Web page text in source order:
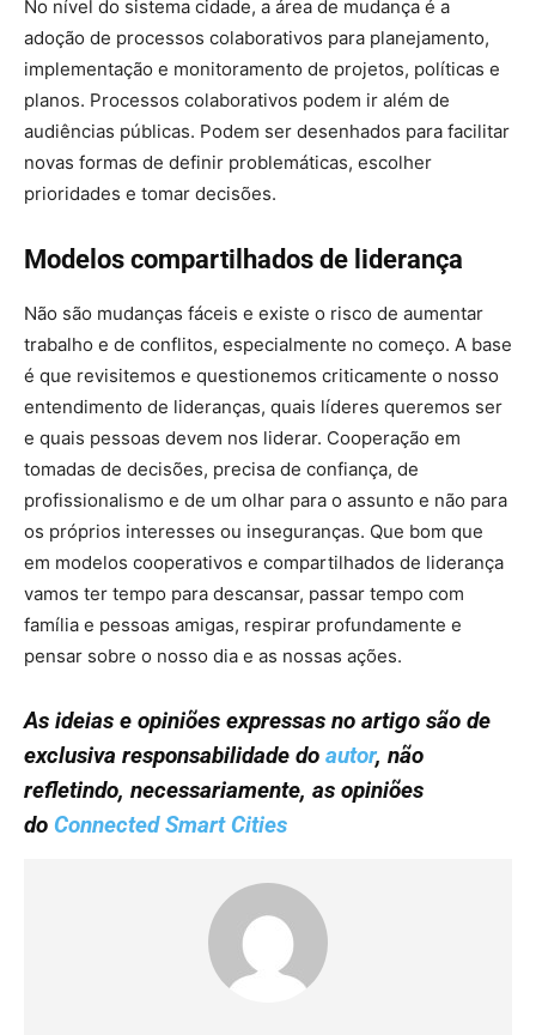
No nível do sistema cidade, a área de mudança é a
adoção de processos colaborativos para planejamento,
implementação e monitoramento de projetos, políticas e
planos. Processos colaborativos podem ir além de
audiências públicas. Podem ser desenhados para facilitar
novas formas de definir problemáticas, escolher
prioridades e tomar decisões.
Modelos compartilhados de liderança
Não são mudanças fáceis e existe o risco de aumentar
trabalho e de conflitos, especialmente no começo. A base
é que revisitemos e questionemos criticamente o nosso
entendimento de lideranças, quais líderes queremos ser
e quais pessoas devem nos liderar. Cooperação em
tomadas de decisões, precisa de confiança, de
profissionalismo e de um olhar para o assunto e não para
os próprios interesses ou inseguranças. Que bom que
em modelos cooperativos e compartilhados de liderança
vamos ter tempo para descansar, passar tempo com
família e pessoas amigas, respirar profundamente e
pensar sobre o nosso dia e as nossas ações.
As ideias e opiniões expressas no artigo são de
exclusiva responsabilidade do autor, não
refletindo, necessariamente, as opiniões
do Connected Smart Cities